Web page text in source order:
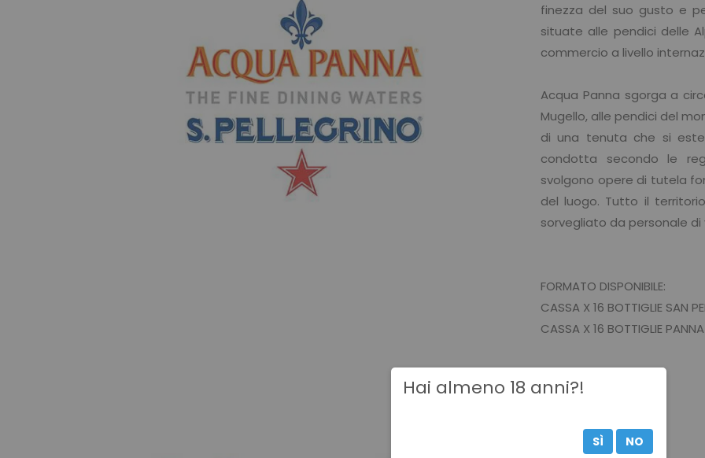
finezza del suo gusto e
situate alle pendici delle
commercio a livello
Acqua Panna sgorga a
Mugello, alle pendici del
di una tenuta che si
condotta secondo le
svolgono opere di tutela
del luogo. Tutto il
sorvegliato da personale di
FORMATO DISPONIBILE:
CASSA X 16 BOTTIGLIE SAN
CASSA X 16 BOTTIGLIE
Hai almeno 18 anni?!
SÌ NO